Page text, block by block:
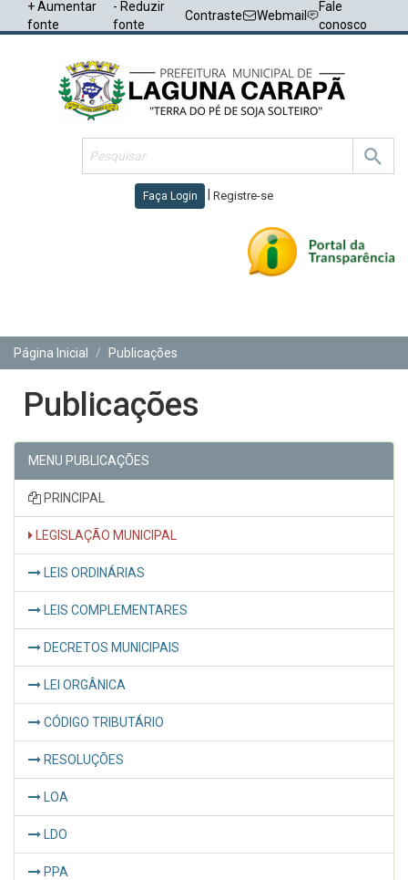
+ Aumentar
fonte
- Reduzir
fonte
Contraste Webmail
Fale
conosco
Faça Login Registre-se
Página Inicial
Publicações
Publicações
MENU PUBLICAÇÕES
PRINCIPAL
LEGISLAÇÃO MUNICIPAL
LEIS ORDINÁRIAS
LEIS COMPLEMENTARES
DECRETOS MUNICIPAIS
LEI ORGÂNICA
CÓDIGO TRIBUTÁRIO
RESOLUÇÕES
LOA
LDO
PPA